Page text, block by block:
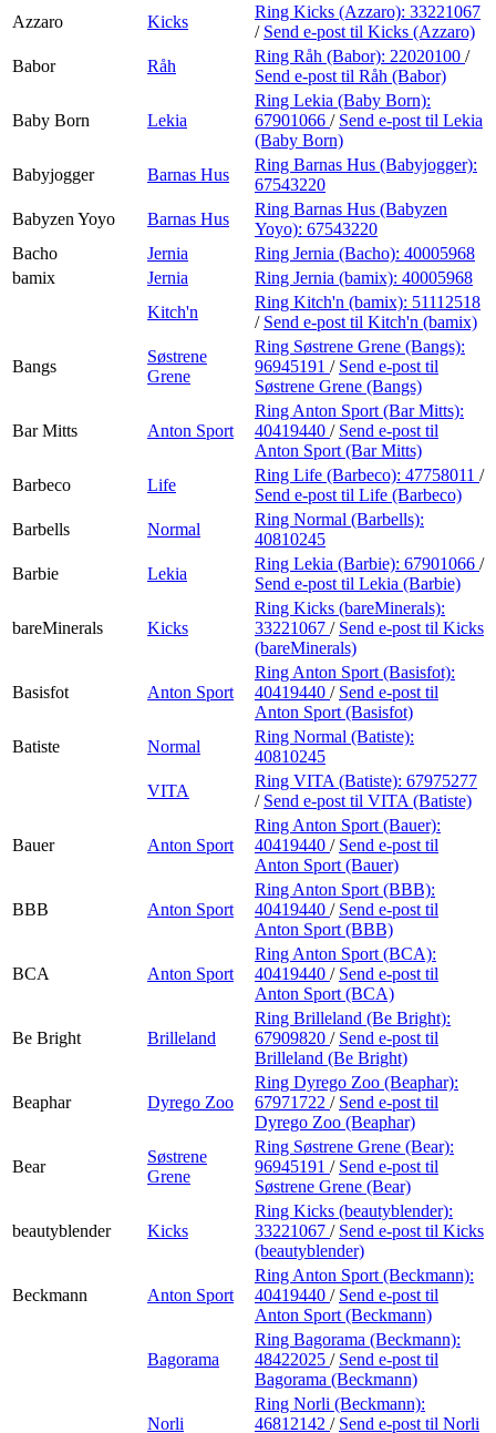
Azzaro
Kicks
Ring Kicks (Azzaro): 33221067
/ Send e-post til Kicks (Azzaro)
Babor
Råh
Ring Råh (Babor): 22020100 /
Send e-post til Råh (Babor)
Baby Born Lekia
Ring Lekia (Baby Born):
67901066 / Send e-post til Lekia
(Baby Born)
Babyjogger
Barnas Hus
Ring Barnas Hus (Babyjogger):
67543220
Babyzen Yoyo
Barnas Hus
Ring Barnas Hus (Babyzen
Yoyo): 67543220
Bacho
Jernia Ring Jernia (Bacho): 40005968
bamix
Jernia Ring Jernia (bamix): 40005968
Kitch'n
Ring Kitch'n (bamix): 51112518
/ Send e-post til Kitch'n (bamix)
Bangs
Søstrene
Grene
Ring Søstrene Grene (Bangs):
96945191 / Send e-post til
Søstrene Grene (Bangs)
Bar Mitts Anton Sport
Ring Anton Sport (Bar Mitts):
40419440 / Send e-post til
Anton Sport (Bar Mitts)
Barbeco
Life
Ring Life (Barbeco): 47758011 /
Send e-post til Life (Barbeco)
Barbells
Normal
Ring Normal (Barbells):
40810245
Barbie
Lekia
Ring Lekia (Barbie): 67901066 /
Send e-post til Lekia (Barbie)
bareMinerals Kicks
Ring Kicks (bareMinerals):
33221067 / Send e-post til Kicks
(bareMinerals)
Basisfot Anton Sport
Ring Anton Sport (Basisfot):
40419440 / Send e-post til
Anton Sport (Basisfot)
Batiste
Normal
Ring Normal (Batiste):
40810245
VITA
Ring VITA (Batiste): 67975277
/ Send e-post til VITA (Batiste)
Bauer Anton Sport
Ring Anton Sport (Bauer):
40419440 / Send e-post til
Anton Sport (Bauer)
BBB Anton Sport
Ring Anton Sport (BBB):
40419440 / Send e-post til
Anton Sport (BBB)
BCA Anton Sport
Ring Anton Sport (BCA):
40419440 / Send e-post til
Anton Sport (BCA)
Be Bright Brilleland
Ring Brilleland (Be Bright):
67909820 / Send e-post til
Brilleland (Be Bright)
Beaphar Dyrego Zoo
Ring Dyrego Zoo (Beaphar):
67971722 / Send e-post til
Dyrego Zoo (Beaphar)
Bear
Søstrene
Grene
Ring Søstrene Grene (Bear):
96945191 / Send e-post til
Søstrene Grene (Bear)
beautyblender Kicks
Ring Kicks (beautyblender):
33221067 / Send e-post til Kicks
(beautyblender)
Beckmann Anton Sport
Ring Anton Sport (Beckmann):
40419440 / Send e-post til
Anton Sport (Beckmann)
Bagorama
Ring Bagorama (Beckmann):
48422025 / Send e-post til
Bagorama (Beckmann)
Norli
Ring Norli (Beckmann):
46812142 / Send e-post til Norli